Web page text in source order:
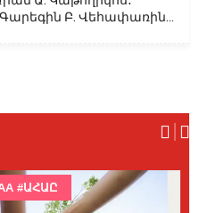
Բ. Վեհափառին...
#ԱՀԱԸ